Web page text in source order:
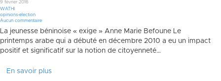
9 février 2016
WATHI
opinions-election
Aucun commentaire
La jeunesse béninoise « exige » Anne Marie Befoune Le
printemps arabe qui a débuté en décembre 2010 a eu un impact
positif et significatif sur la notion de citoyenneté…
En savoir plus